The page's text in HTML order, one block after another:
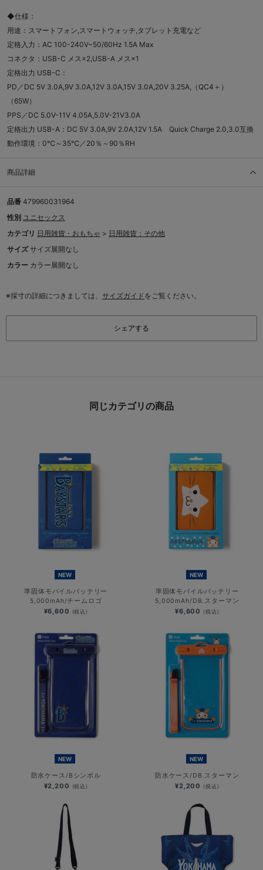
◆仕様：
用途：スマートフォン,スマートウォッチ,タブレット充電など
定格入力：AC 100-240V~50/60Hz 1.5A Max
コネクタ：USB-C メス×2,USB-A メス×1
定格出力 USB-C：
PD／DC 5V 3.0A,9V 3.0A,12V 3.0A,15V 3.0A,20V 3.25A,（QC4＋）
（65W）
PPS／DC 5.0V-11V 4.05A,5.0V-21V3.0A
定格出力 USB-A：DC 5V 3.0A,9V 2.0A,12V 1.5A Quick Charge 2.0,3.0互換
動作環境：0℃～35℃／20％～90％RH
商品詳細
品番 479960031964
性別 ユニセックス
カテゴリ 日用雑貨・おもちゃ > 日用雑貨：その他
サイズ サイズ展開なし
カラー カラー展開なし
※採寸の詳細につきましては、 サイズガイドをご覧ください。
シェアする
同じカテゴリの商品
NEW
準固体モバイルバッテリー
5,000mAh/チームロゴ
¥6,600 (税込)
NEW
準固体モバイルバッテリー
5,000mAh/DB.スターマン
¥6,600 (税込)
NEW
防水ケース/Bシンボル
¥2,200 (税込)
NEW
防水ケース/DB.スターマン
¥2,200 (税込)